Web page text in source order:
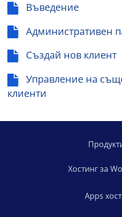
Въведение
Административен
Създай нов клиент
Управление на
клиенти
Хостинг за
Apps